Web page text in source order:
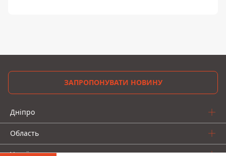
ЗАПРОПОНУВАТИ НОВИНУ
Дніпро
Область
Україна